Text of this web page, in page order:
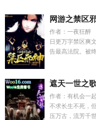
网游之禁区
作者：一夜狂醉
日更万字禁区爽
告最高法院。被
遮天一世之
作者：有机会一
不求长生不死，
压万古，流芳千